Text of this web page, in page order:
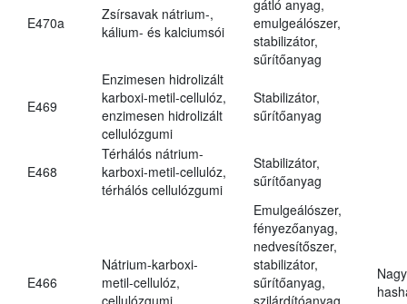
E470a
Zsírsavak nátrium-,
kálium- és kalciumsói
gátló anyag,
emulgeálószer,
stabilizátor,
sűrítőanyag
E469
Enzimesen hidrolizált
karboxi-metil-cellulóz,
enzimesen hidrolizált
cellulózgumi
Stabilizátor,
sűrítőanyag
E468
Térhálós nátrium-
karboxi-metil-cellulóz,
térhálós cellulózgumi
Stabilizátor,
sűrítőanyag
E466
Nátrium-karboxi-
metil-cellulóz,
cellulózgumi
Emulgeálószer,
fényezőanyag,
nedvesítőszer,
stabilizátor,
sűrítőanyag,
szilárdítóanyag,